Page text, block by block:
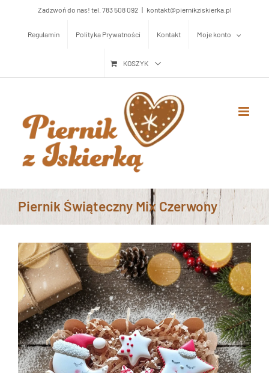
zawartości
Zadzwoń do nas! tel. 783 508 092 | kontakt@piernikziskierka.pl
Regulamin Polityka Prywatności Kontakt Moje konto
KOSZYK
Piernik Świąteczny Mix Czerwony